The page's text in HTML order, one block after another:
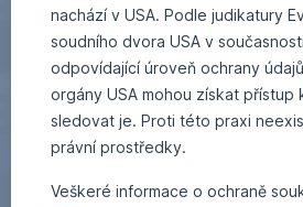
nachází v USA. Podle judikatury
soudního dvora USA v
odpovídající úroveň ochrany
orgány USA mohou získat přístup
sledovat je. Proti této praxi
právní prostředky.
Veškeré informace o ochraně